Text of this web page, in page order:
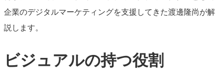
企業のデジタルマーケティングを支援してきた渡邊隆尚が解
説します。
ビジュアルの持つ役割